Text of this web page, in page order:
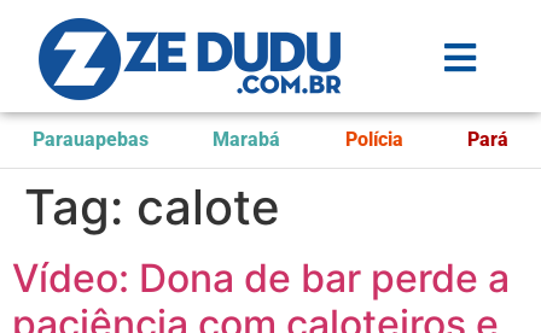
Parauapebas Marabá Polícia Pará
Tag: calote
Vídeo: Dona de bar perde a